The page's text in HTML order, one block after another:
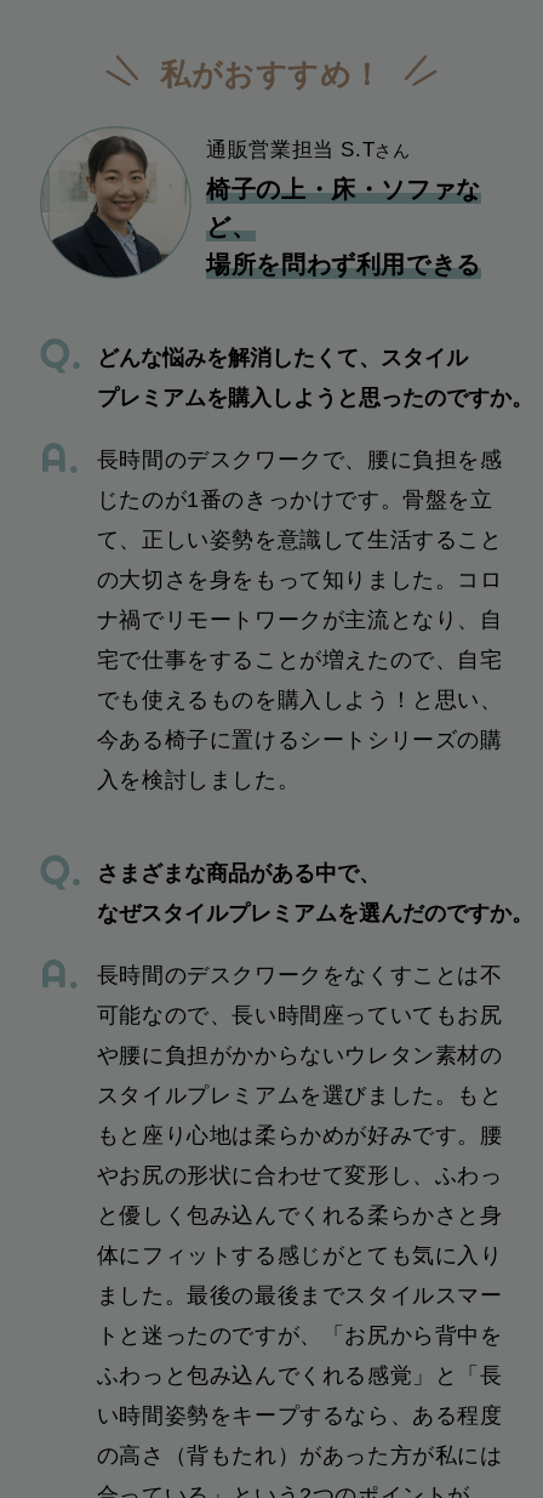
私がおすすめ！
通販営業担当 S.Tさん
椅子の上・床・ソファな
ど、
場所を問わず利用できる
どんな悩みを解消したくて、スタイル
プレミアムを購入しようと思ったのですか。
長時間のデスクワークで、腰に負担を感
じたのが1番のきっかけです。骨盤を立
て、正しい姿勢を意識して生活すること
の大切さを身をもって知りました。コロ
ナ禍でリモートワークが主流となり、自
宅で仕事をすることが増えたので、自宅
でも使えるものを購入しよう！と思い、
今ある椅子に置けるシートシリーズの購
入を検討しました。
さまざまな商品がある中で、
なぜスタイルプレミアムを選んだのですか。
長時間のデスクワークをなくすことは不
可能なので、長い時間座っていてもお尻
や腰に負担がかからないウレタン素材の
スタイルプレミアムを選びました。もと
もと座り心地は柔らかめが好みです。腰
やお尻の形状に合わせて変形し、ふわっ
と優しく包み込んでくれる柔らかさと身
体にフィットする感じがとても気に入り
ました。最後の最後までスタイルスマー
トと迷ったのですが、「お尻から背中を
ふわっと包み込んでくれる感覚」と「長
い時間姿勢をキープするなら、ある程度
の高さ（背もたれ）があった方が私には